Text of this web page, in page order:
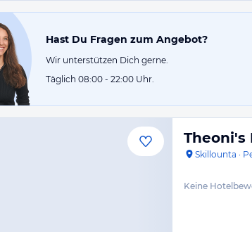
Hast Du Fragen zum Angebot?
Wir unterstützen Dich gerne.
Täglich 08:00 - 22:00 Uhr.
Theoni's
Skillounta ·
Keine